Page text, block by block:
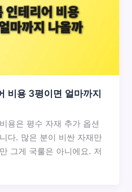
비용 3평이면 얼마까지
용은 평수 자재 추가 옵션
다. 많은 분이 비싼 자재만
그게 국룰은 아니에요. 저